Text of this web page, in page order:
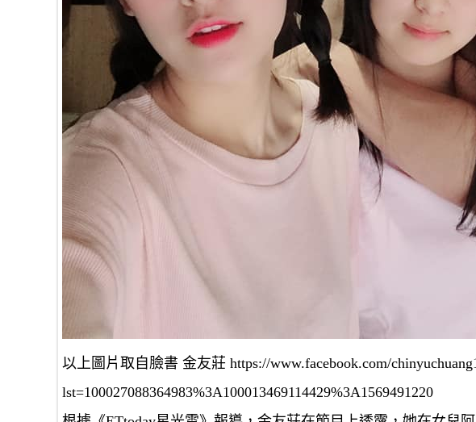
以上圖片取自臉書 金友莊 https://www.facebook.com/
lst=100027088364983%3A100013469114429%3A1569491220